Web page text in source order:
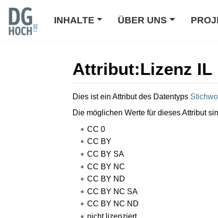
INHALTE ÜBER UNS
Attribut:Lizenz IL
Wechseln zu:Navigation,Suche
Dies ist ein Attribut des Datentyps
Die möglichen Werte für dieses Attribut
CC 0
CC BY
CC BY SA
CC BY NC
CC BY ND
CC BY NC SA
CC BY NC ND
nicht lizenziert